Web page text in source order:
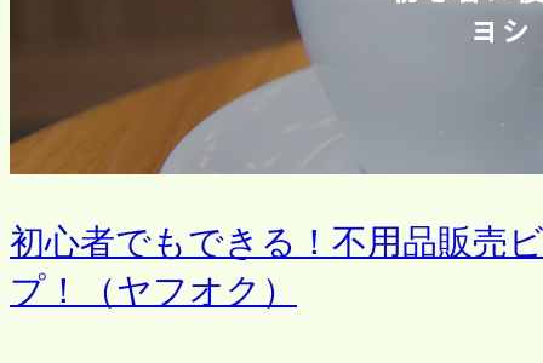
初心者でもできる！不用品販売
プ！（ヤフオク）